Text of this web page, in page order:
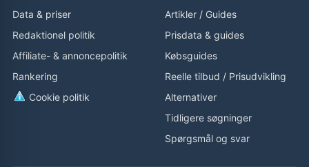
Data & priser
Redaktionel politik
Affiliate- & annoncepolitik
Rankering
Cookie politik
Artikler / Guides
Prisdata & guides
Købsguides
Reelle tilbud / Prisudvikling
Alternativer
Tidligere søgninger
Spørgsmål og svar